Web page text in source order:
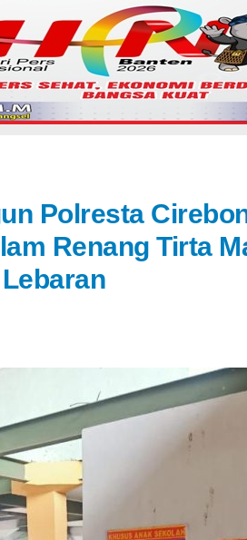
Polresta
Renang Tirta